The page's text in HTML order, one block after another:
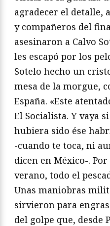
agradecer el detalle,
y compañeros del
asesinaron a Calvo
les escapó por los
Sotelo hecho un
mesa de la morgue,
España. «Este
El Socialista. Y vaya
hubiera sido ése
-cuando te toca, ni
dicen en México-.
verano, todo el
Unas maniobras
sirvieron para
del golpe que, desde